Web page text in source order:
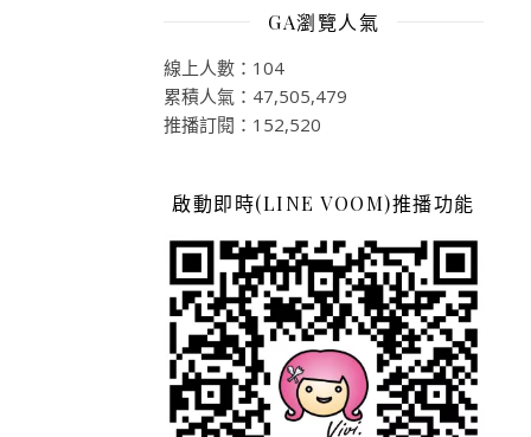
GA瀏覽人氣
線上人數：104
累積人氣：47,505,479
推播訂閱：152,520
啟動即時(LINE VOOM)推播功能